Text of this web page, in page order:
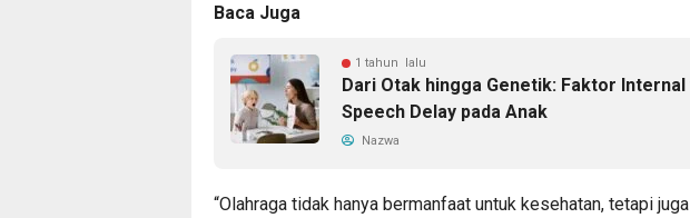
Baca Juga
1 tahun lalu
Dari Otak hingga Genetik: Faktor
Speech Delay pada Anak
Nazwa
“Olahraga tidak hanya bermanfaat untuk kesehatan, tetapi